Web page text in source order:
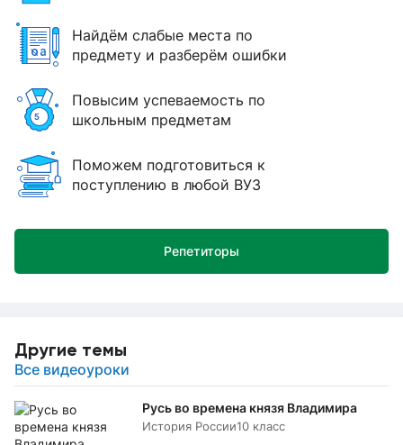
Другие темы
Все видеоуроки
Русь во времена князя Владимира
История России10 класс
Найдём слабые места по
предмету и разберём ошибки
Повысим успеваемость по
школьным предметам
Поможем подготовиться к
поступлению в любой ВУЗ
Репетиторы